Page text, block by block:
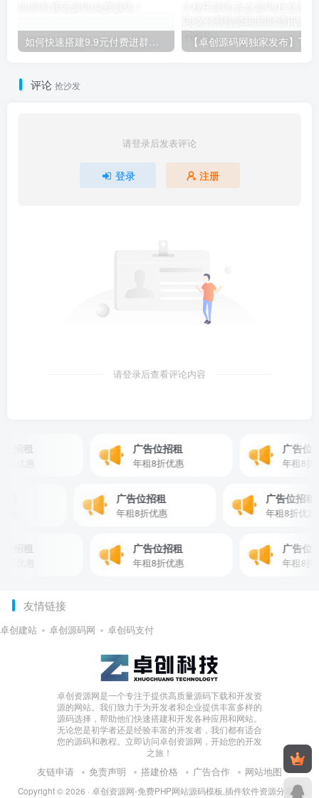
如何快速搭建9.9元付费进群系统？卓创源码网付费进群源码修复升级！​
评论 抢沙发
请登录后发表评论
登录 注册
请登录后查看评论内容
广告位招租
年租8折优惠
广告位招
年租8折优
广告位招租
年租8折优惠
广告位
年租8折
广告位招租
年租8折优惠
广告位招
年租8折优
友情链接
卓创建站 卓创源码网 卓创码支付
卓创资源网是一个专注于提供高质量源码下载和开发资
源的网站。我们致力于为开发者和企业提供丰富多样的
源码选择，帮助他们快速搭建和开发各种应用和网站。
无论您是初学者还是经验丰富的开发者，我们都有适合
您的源码和教程。立即访问卓创资源网，开始您的开发
之旅！
友链申请 免责声明 搭建价格 广告合作 网站地图
Copyright © 2026 · 卓创资源网-免费PHP网站源码模板,插件软件资源分享平